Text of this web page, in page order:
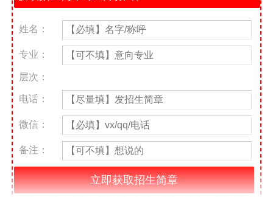
姓名：
专业：
层次：
电话：
微信：
备注：